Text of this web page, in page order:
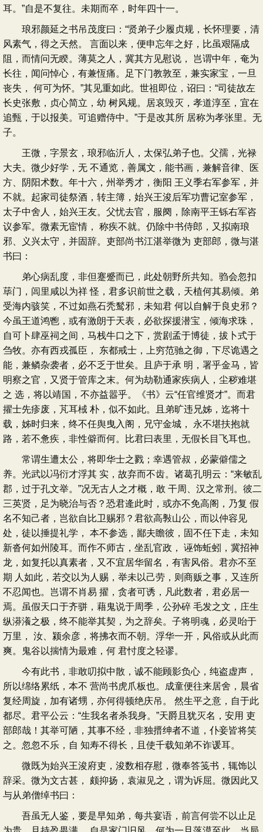
耳。”自是不复往。未期而卒，时年四十一。
琅邪颜延之书吊茂度曰：“贤弟子少履贞规，长怀理要，清
风素气，得之天然。 言面以来，便申忘年之好，比虽艰隔成
阻，而情问无睽。薄莫之人，冀其方见慰说， 岂谓中年，奄为
长往，闻问悼心，有兼恆痛。足下门教敦至，兼实家宝，一旦
丧失， 何可为怀。”其见重如此。世祖即位，诏曰：“司徒故左
长史张敷，贞心简立，幼 树风规。居哀毁灭，孝道淳至，宜在
追甄，于以报美。可追赠侍中。”于是改其所 居称为孝张里。无
子。
王微，字景玄，琅邪临沂人，太保弘弟子也。父孺，光禄
大夫。微少好学，无 不通览，善属文，能书画，兼解音律、医
方、阴阳术数。年十六，州举秀才，衡阳 王义季右军参军，并
不就。起家司徒祭酒，转主簿，始兴王浚后军功曹记室参军，
太子中舍人，始兴王友。父忧去官，服阕，除南平王铄右军咨
议参军。微素无宦情， 称疾不就。仍除中书侍郎，又拟南琅
邪、义兴太守，并固辞。吏部尚书江湛举微为 吏部郎，微与湛
书曰：
弟心病乱度，非但蹇蹙而已，此处朝野所共知。驺会忽扣
荜门，闾里咸以为祥 怪，君多识前世之载，天植何其易倾。弟
受海内骇笑，不过如燕石秃鹙邪，未知君 何以自解于良史邪？
今虽王道鸿鬯，或有激朗于天表，必欲探援潜宝，倾海求珠，
自可卜肆巫祠之间，马栈牛口之下，赏剧孟于博徒，拔卜式于
刍牧。亦有西戎孤臣， 东都戒士，上穷范驰之御，下尽诡遇之
能，兼鳞杂袭者，必不乏于世矣。且庐于承 明，署乎金马，皆
明察之官，又贤于管库之末。何为劫勒通家疾病人，尘秽难堪
之 选，将以靖国，不亦益嚣乎。《书》云“任官维贤才”。而君
擢士先疹废，芃耳棫 朴，似不如此。且弟旷违兄姊，迄将十
载，姊时归来，终不任舆曳入阁，兄守金城， 永不堪扶抱就
路，若不惫疾，非性僻而何。比君曰表里，无假长目飞耳也。
常谓生遭太公，将即华士之戮；幸遇管叔，必蒙僻儒之
养。光武以冯衍才浮其 实，故弃而不齿。诸葛孔明云：“来敏乱
郡，过于孔文举。”况无古人之才概，敢 干周、汉之常刑。彼二
三英贤，足为晓治与否？恐君逄此时，或亦不免高阁，乃复 假
名不知己者，岂欲自比卫赐邪？君欲高斅山公，而以仲容见
处，徒以捶提礼学， 本不参选，鄙夫瞻彼，固不任下走，未知
新沓何如州陵耳。而作不师古，坐乱官政， 诬饰蚯蚓，冀招神
龙，如复托以真素者，又不宜居华留名，有害风俗。君亦不至
期 人如此，若交以为人赐，举未以己劳，则商贩之事，又连所
不忍闻也。岂谓不肖易 擢，贪者可诱，凡此数者，君必居一
焉。虽假天口于齐骈，藉鬼说于周季，公孙碎 毛发之文，庄生
纵漭瀁之极，终不能举其契，为之辞矣。子将明魂，必灵咍于
万里， 汝、颍余彦，将拂衣而不朝。浮华一开，风俗或从此而
爽。鬼谷以揣情为最难，何 君忖度之轻谬。
今有此书，非敢叨拟中散，诚不能顾影负心，纯盗虚声，
所以绵络累纸，本不 营尚书虎爪板也。成童便往来居舍，晨省
复经周旋，加有诸甥，亦何得顿绝庆吊。 然生平之意，自于此
都尽。君平公云：“生我名者杀我身。”天爵且犹灭名，安用 吏
部郎哉！其举可陋，其事不经，非独搢绅者不道，仆妾皆将笑
之。忽忽不乐，自 知寿不得长，且使千载知弟不诈谖耳。
微既为始兴王浚府吏，浚数相存慰，微奉答笺书，辄饰以
辞采。微为文古甚， 颇抑扬，袁淑见之，谓为诉屈。微因此又
与从弟僧绰书曰：
吾虽无人鉴，要是早知弟，每共宴语，前言何尝不以止足